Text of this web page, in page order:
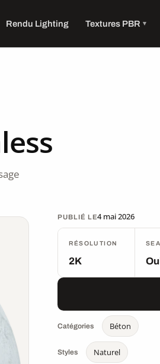
Rendu Lighting Textures PBR
PUBLIÉ LE4 mai 2026
RÉSOLUTION
2K
Catégories Béton
Styles Naturel